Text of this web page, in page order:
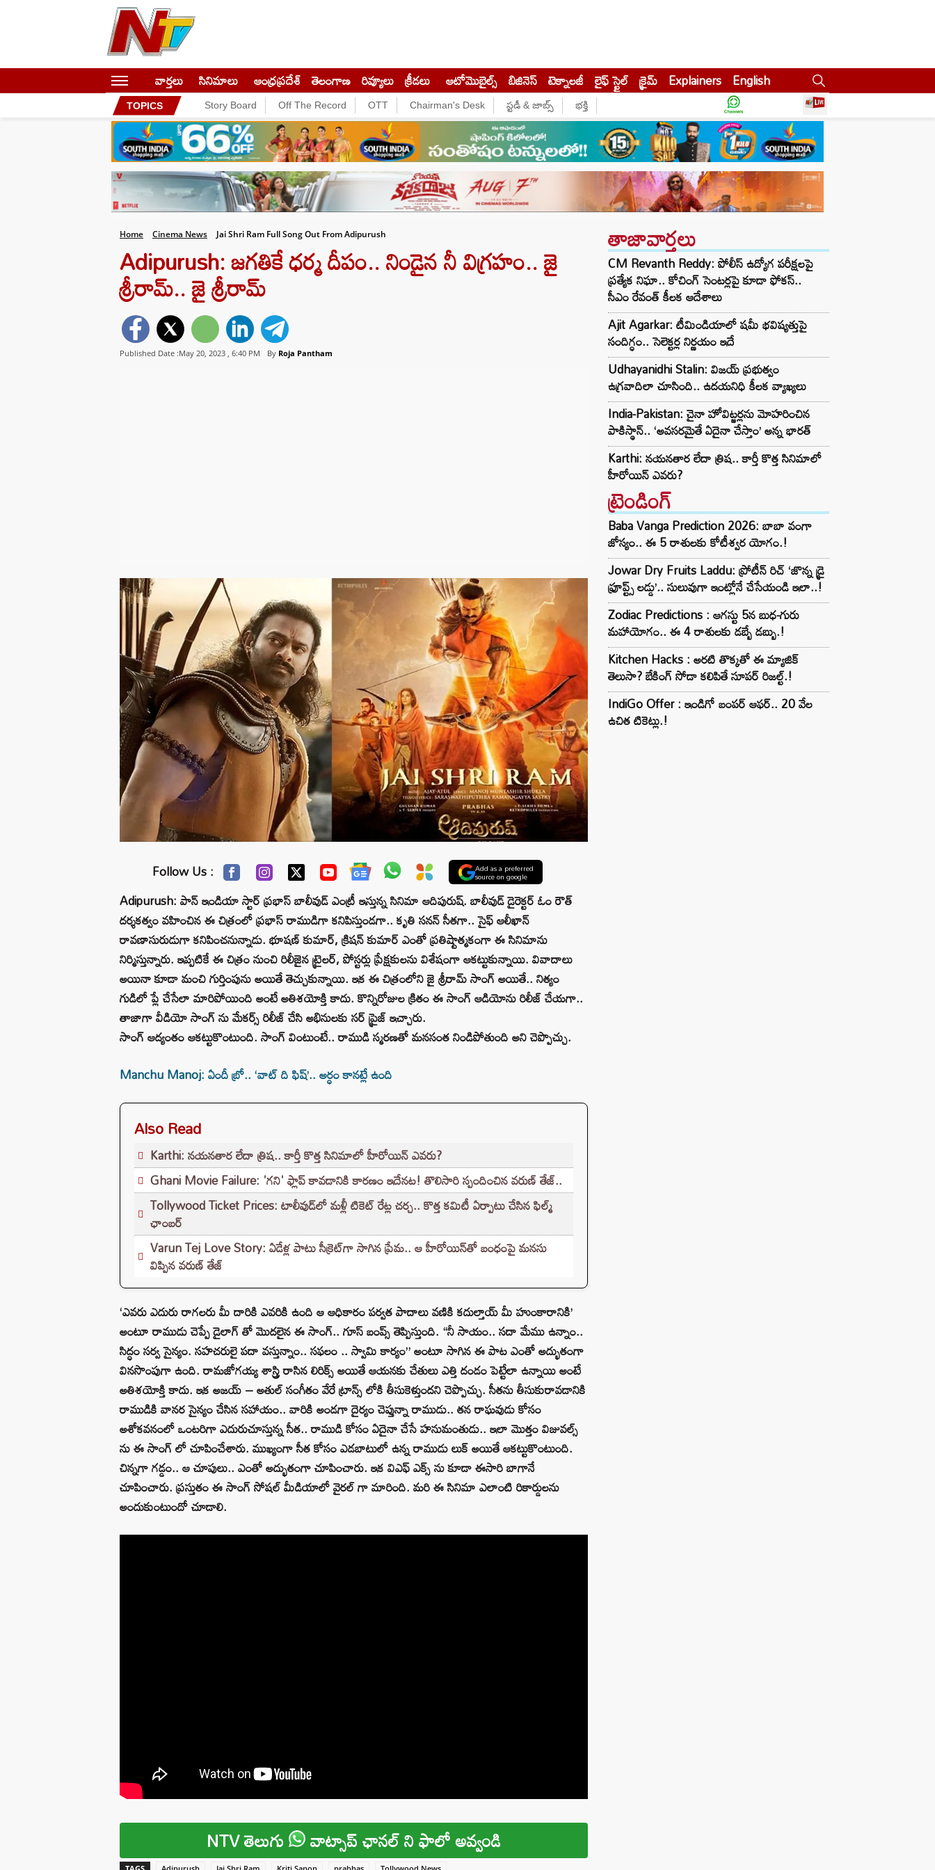
వార్తలు సినిమాలు ఆంధ్రప్రదేశ్ తెలంగాణ రివ్యూలు క్రీడలు ఆటోమొబైల్స్ బిజినెస్‌ టెక్నాలజీ లైఫ్ స్టైల్ క్రైమ్ Explainers English
TOPICS Story Board Off The Record OTT Chairman's Desk స్టడీ & జాబ్స్ భక్తి
Home Cinema News Jai Shri Ram Full Song Out From Adipurush
Adipurush: జగతికే ధర్మ దీపం.. నిండైన నీ విగ్రహం.. జై
శ్రీరామ్.. జై శ్రీరామ్
Published Date :May 20, 2023 , 6:40 PM By Roja Pantham
Follow Us : Add as a preferred
source on google
Adipurush: పాన్ ఇండియా స్టార్ ప్రభాస్ బాలీవుడ్ ఎంట్రీ ఇస్తున్న సినిమా ఆదిపురుష్. బాలీవుడ్ డైరెక్టర్ ఓం రౌత్
దర్శకత్వం వహించిన ఈ చిత్రంలో ప్రభాస్ రాముడిగా కనిపిస్తుండగా.. కృతి సనన్ సీతగా.. సైఫ్ ఆలీఖాన్
రావణాసురుడుగా కనిపించనున్నాడు. భూషణ్ కుమార్, క్రిషన్ కుమార్ ఎంతో ప్రతిష్టాత్మకంగా ఈ సినిమాను
నిర్మిస్తున్నారు. ఇప్పటికే ఈ చిత్రం నుంచి రిలీజైన ట్రైలర్, పోస్టర్లు ప్రేక్షకులను విశేషంగా ఆకట్టుకున్నాయి. వివాదాలు
అయినా కూడా మంచి గుర్తింపును అయితే తెచ్చుకున్నాయి. ఇక ఈ చిత్రంలోని జై శ్రీరామ్ సాంగ్ అయితే.. నిత్యం
గుడిలో ప్లే చేసేలా మారిపోయింది అంటే అతిశయోక్తి కాదు. కొన్నిరోజుల క్రితం ఈ సాంగ్ ఆడియోను రిలీజ్ చేయగా..
తాజాగా వీడియో సాంగ్ ను మేకర్స్ రిలీజ్ చేసి అభినులకు సర్ ప్రైజ్ ఇచ్చారు.
సాంగ్ ఆద్యంతం ఆకట్టుకొంటుంది. సాంగ్ వింటుంటే.. రాముడి స్మరణతో మనసంత నిండిపోతుంది అని చెప్పొచ్చు.
Manchu Manoj: ఏందీ బ్రో.. ‘వాట్ ది ఫిష్’.. అర్ధం కానట్లే ఉంది
Also Read
Karthi: నయనతార లేదా త్రిష.. కార్తీ కొత్త సినిమాలో హీరోయిన్ ఎవరు?
Ghani Movie Failure: 'గని' ఫ్లాప్‌ కావడానికి కారణం ఇదేనట! తొలిసారి స్పందించిన వరుణ్ తేజ్..
Tollywood Ticket Prices: టాలీవుడ్‌లో మళ్లీ టికెట్‌ రేట్ల చర్చ.. కొత్త కమిటీ ఏర్పాటు చేసిన ఫిల్మ్‌
ఛాంబర్‌
Varun Tej Love Story: ఏడేళ్ల పాటు సీక్రెట్‌గా సాగిన ప్రేమ.. ఆ హీరోయిన్‌తో బంధంపై మనసు
విప్పిన వరుణ్ తేజ్
‘ఎవరు ఎదురు రాగలరు మీ దారికి ఎవరికి ఉంది ఆ ఆధికారం పర్వత పాదాలు వణికి కదుల్తాయ్ మీ హుంకారానికి’
అంటూ రాముడు చెప్పే డైలాగ్ తో మొదలైన ఈ సాంగ్.. గూస్ బంప్స్ తెప్పిస్తుంది. “నీ సాయం.. సదా మేము ఉన్నాం..
సిద్ధం సర్వ సైన్యం. సహచరులై పదా వస్తున్నాం.. సఫలం .. స్వామి కార్యం” అంటూ సాగిన ఈ పాట ఎంతో అద్భుతంగా
వినసొంపుగా ఉంది. రామజోగయ్య శాస్త్రి రాసిన లిరిక్స్ అయితే ఆయనకు చేతులు ఎత్తి దండం పెట్టేలా ఉన్నాయి అంటే
అతిశయోక్తి కాదు. ఇక అజయ్ – అతుల్ సంగీతం వేరే ట్రాన్స్ లోకి తీసుకెళ్తుందని చెప్పొచ్చు. సీతను తీసుకురావడానికి
రాముడికి వానర సైన్యం చేసిన సహాయం.. వారికి అండగా దైర్యం చెప్తున్నా రాముడు.. తన రాఘవుడు కోసం
అశోకవనంలో ఒంటరిగా ఎదురుచూస్తున్న సీత.. రాముడి కోసం ఏదైనా చేసే హనుమంతుడు.. ఇలా మొత్తం విజువల్స్
ను ఈ సాంగ్ లో చూపించేశారు. ముఖ్యంగా సీత కోసం ఎడబాటులో ఉన్న రాముడు లుక్ అయితే ఆకట్టుకొంటుంది.
చిన్నగా గడ్డం.. ఆ చూపులు.. ఎంతో అద్భుతంగా చూపించారు. ఇక విఎఫ్ ఎక్స్ ను కూడా ఈసారి బాగానే
చూపించారు. ప్రస్తుతం ఈ సాంగ్ సోషల్ మీడియాలో వైరల్ గా మారింది. మరి ఈ సినిమా ఎలాంటి రికార్డులను
అందుకుంటుందో చూడాలి.
NTV తెలుగు వాట్సాప్ ఛానల్ ని ఫాలో అవ్వండి
తాజావార్తలు
CM Revanth Reddy: పోలీస్ ఉద్యోగ పరీక్షలపై
ప్రత్యేక నిఘా.. కోచింగ్ సెంటర్లపై కూడా ఫోకస్..
సీఎం రేవంత్ కీలక ఆదేశాలు
Ajit Agarkar: టీమిండియాలో షమీ భవిష్యత్తుపై
సందిగ్ధం.. సెలెక్టర్ల నిర్ణయం ఇదే
Udhayanidhi Stalin: విజయ్ ప్రభుత్వం
ఉగ్రవాదిలా చూసింది.. ఉదయనిధి కీలక వ్యాఖ్యలు
India-Pakistan: చైనా హోవిట్జర్లను మోహరించిన
పాకిస్థాన్.. ‘అవసరమైతే ఏదైనా చేస్తాం’ అన్న భారత్
Karthi: నయనతార లేదా త్రిష.. కార్తీ కొత్త సినిమాలో
హీరోయిన్ ఎవరు?
ట్రెండింగ్‌
Baba Vanga Prediction 2026: బాబా వంగా
జోస్యం.. ఈ 5 రాశులకు కోటీశ్వర యోగం.!
Jowar Dry Fruits Laddu: ప్రోటీన్ రిచ్ ‘జొన్న డ్రై
ఫ్రూప్ట్స్ లడ్డు’.. సులువుగా ఇంట్లోనే చేసేయండి ఇలా..!
Zodiac Predictions : ఆగస్టు 5న బుధ-గురు
మహాయోగం.. ఈ 4 రాశులకు డబ్బే డబ్బు.!
Kitchen Hacks : అరటి తొక్కతో ఈ మ్యాజిక్
తెలుసా? బేకింగ్ సోడా కలిపితే సూపర్ రిజల్ట్.!
IndiGo Offer : ఇండిగో బంపర్ ఆఫర్.. 20 వేల
ఉచిత టికెట్లు.!